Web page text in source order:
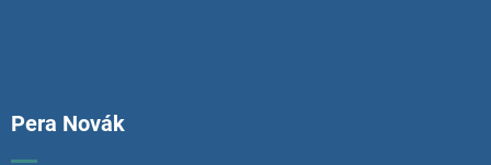
Pera Novák